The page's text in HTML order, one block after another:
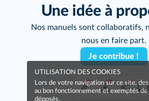
Une idée à
Nos manuels sont collaboratifs,
nous en faire part.
Je contribue !
UTILISATION DES COOKIES
Lors de votre navigation sur ce site,
au bon fonctionnement et exemptés
déposés.